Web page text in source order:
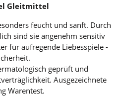
Gleitmittel
feucht und sanft. Durch
sind sie angenehm sensitiv
für aufregende Liebesspiele -
geprüft und
Ausgezeichnete
Warentest.